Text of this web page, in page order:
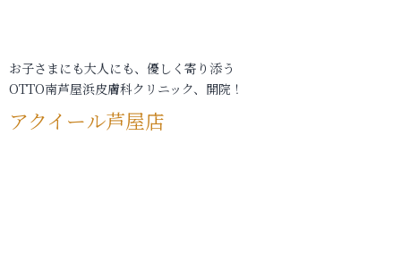
お子さまにも大人にも、優しく寄り添う
OTTO南芦屋浜皮膚科クリニック、開院！
アクイール芦屋店